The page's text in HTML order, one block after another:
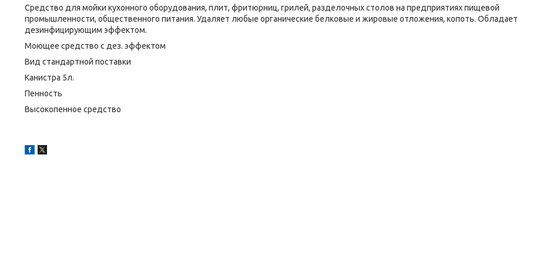
Средство для мойки кухонного оборудования, плит, фритюрниц, грилей, разделочных столов на предприятиях пищевой
промышленности, общественного питания. Удаляет любые органические белковые и жировые отложения, копоть. Обладает
дезинфицирующим эффектом.
Моющее средство с дез. эффектом
Вид стандартной поставки
Канистра 5л.
Пенность
Высокопенное средство